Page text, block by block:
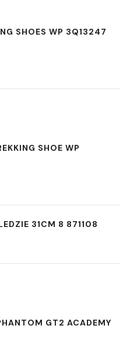
SHOES WP 3Q13247
SHOE WP
31CM 8 871108
GT2 ACADEMY